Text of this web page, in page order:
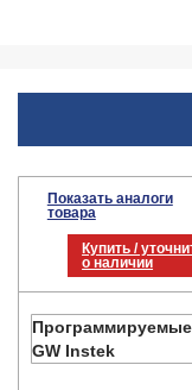
Показать аналоги
товара
Купить /
о наличии
GW Instek